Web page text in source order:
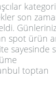
son
spot ürün
sayesinde
toptan